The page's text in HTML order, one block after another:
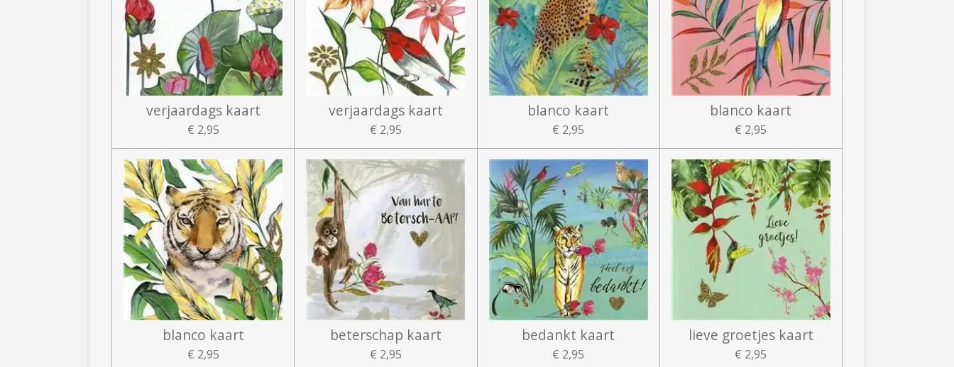
verjaardags kaart
€ 2,95
verjaardags kaart
€ 2,95
blanco kaart
€ 2,95
blanco kaart
€ 2,95
blanco kaart
€ 2,95
beterschap kaart
€ 2,95
bedankt kaart
€ 2,95
lieve groetjes kaart
€ 2,95